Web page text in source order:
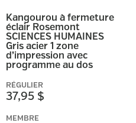
Kangourou à fermeture
éclair Rosemont
SCIENCES HUMAINES
Gris acier 1 zone
d’impression avec
programme au dos
RÉGULIER
37,95 $
MEMBRE